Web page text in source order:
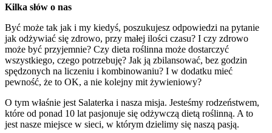
Kilka słów o nas
Być może tak jak i my kiedyś, poszukujesz odpowiedzi na pytanie
jak odżywiać się zdrowo, przy małej ilości czasu? I czy zdrowo
może być przyjemnie? Czy dieta roślinna może dostarczyć
wszystkiego, czego potrzebuję? Jak ją zbilansować, bez godzin
spędzonych na liczeniu i kombinowaniu? I w dodatku mieć
pewność, że to OK, a nie kolejny mit żywieniowy?
O tym właśnie jest Salaterka i nasza misja. Jesteśmy rodzeństwem,
które od ponad 10 lat pasjonuje się odżywczą dietą roślinną. A to
jest nasze miejsce w sieci, w którym dzielimy się naszą pasją.